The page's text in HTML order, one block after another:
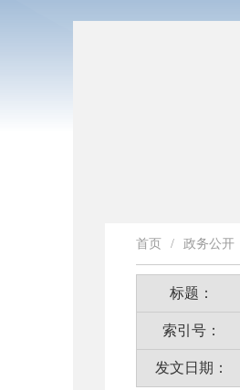
首页 / 政务公开
标题：
索引号：
发文日期：